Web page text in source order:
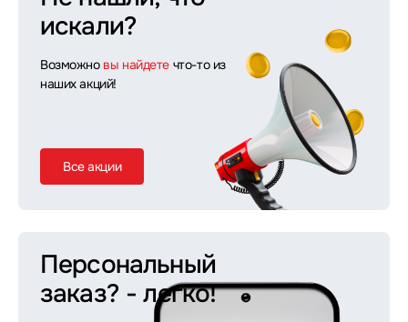
искали?
Возможно вы найдете что-то из
наших акций!
Все акции
Персональный
заказ? - легко!